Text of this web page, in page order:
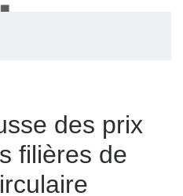
des prix
filières de